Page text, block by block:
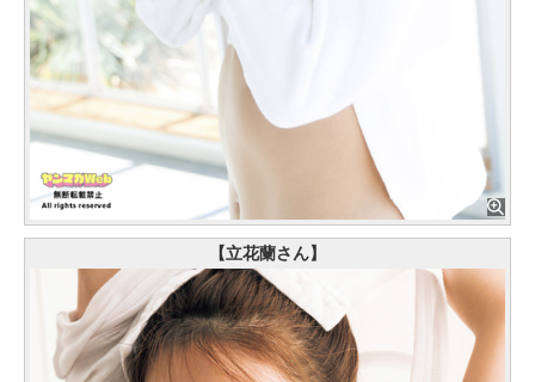
【立花蘭さん】